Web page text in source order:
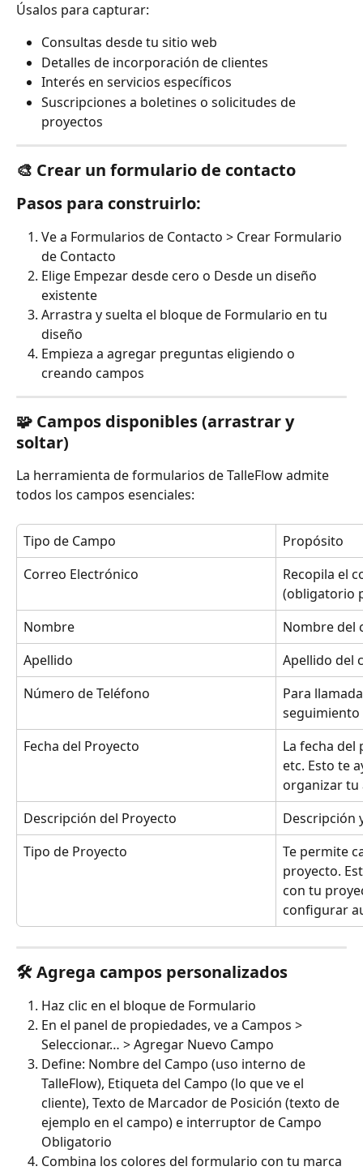
Úsalos para capturar:
Consultas desde tu sitio web
Detalles de incorporación de clientes
Interés en servicios específicos
Suscripciones a boletines o solicitudes de
proyectos
🎨 Crear un formulario de contacto
Pasos para construirlo:
Ve a Formularios de Contacto > Crear Formulario
de Contacto
Elige Empezar desde cero o Desde un diseño
existente
Arrastra y suelta el bloque de Formulario en tu
diseño
Empieza a agregar preguntas eligiendo o
creando campos
🧩 Campos disponibles (arrastrar y
soltar)
La herramienta de formularios de TalleFlow admite
todos los campos esenciales:
Tipo de Campo
Propósito
Correo Electrónico
Recopila el
(obligatorio
Nombre
Nombre del
Apellido
Apellido del
Número de Teléfono
Para
seguimiento
Fecha del Proyecto
La fecha
etc. Esto te
organizar tu
Descripción del Proyecto
Descripción
Tipo de Proyecto
Te permite
proyecto.
con tu
configurar
🛠️ Agrega campos personalizados
Haz clic en el bloque de Formulario
En el panel de propiedades, ve a Campos >
Seleccionar… > Agregar Nuevo Campo
Define: Nombre del Campo (uso interno de
TalleFlow), Etiqueta del Campo (lo que ve el
cliente), Texto de Marcador de Posición (texto de
ejemplo en el campo) e interruptor de Campo
Obligatorio
Combina los colores del formulario con tu marca